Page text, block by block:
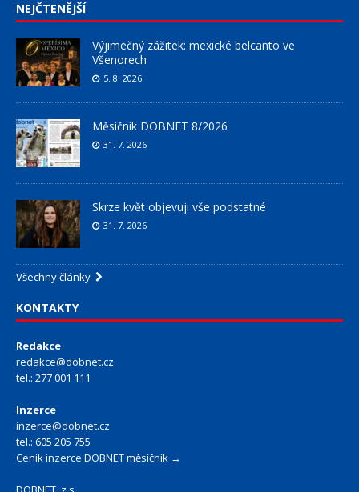
NEJČTENĚJŠÍ
Výjimečný zážitek: mexické belcanto ve
Všenorech
5. 8. 2026
Měsíčník DOBNET 8/2026
31. 7. 2026
Skrze květ objevuji vše podstatné
31. 7. 2026
Všechny články
KONTAKTY
Redakce
redakce@dobnet.cz
tel.: 277 001 111
Inzerce
inzerce@dobnet.cz
tel.: 605 205 755
Ceník inzerce DOBNET měsíčník →